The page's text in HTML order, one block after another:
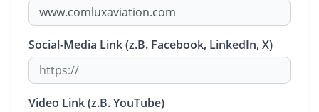
Social-Media Link (z.B. Facebook, LinkedIn, X)
Video Link (z.B. YouTube)